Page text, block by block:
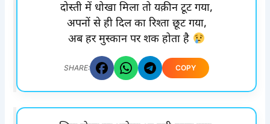
दोस्ती में धोखा मिला तो यक़ीन टूट गया,
अपनों से ही दिल का रिश्ता छूट गया,
अब हर मुस्कान पर शक होता है
SHARE: COPY